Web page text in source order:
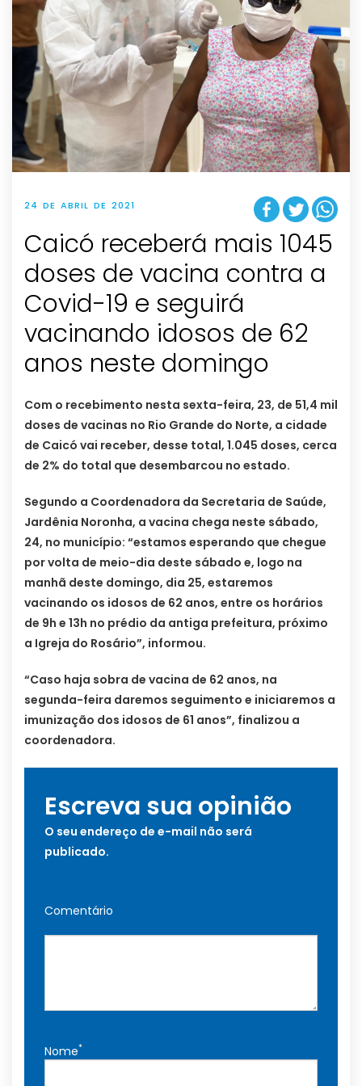
24 DE ABRIL DE 2021
Caicó receberá mais 1045
doses de vacina contra a
Covid-19 e seguirá
vacinando idosos de 62
anos neste domingo
Com o recebimento nesta sexta-feira, 23, de 51,4 mil
doses de vacinas no Rio Grande do Norte, a cidade
de Caicó vai receber, desse total, 1.045 doses, cerca
de 2% do total que desembarcou no estado.
Segundo a Coordenadora da Secretaria de Saúde,
Jardênia Noronha, a vacina chega neste sábado,
24, no município: “estamos esperando que chegue
por volta de meio-dia deste sábado e, logo na
manhã deste domingo, dia 25, estaremos
vacinando os idosos de 62 anos, entre os horários
de 9h e 13h no prédio da antiga prefeitura, próximo
a Igreja do Rosário”, informou.
“Caso haja sobra de vacina de 62 anos, na
segunda-feira daremos seguimento e iniciaremos a
imunização dos idosos de 61 anos”, finalizou a
coordenadora.
Escreva sua opinião
O seu endereço de e-mail não será
publicado.
Comentário
Nome*